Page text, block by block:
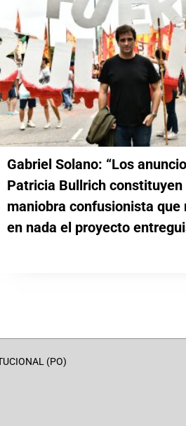
Gabriel Solano: “Los
Patricia Bullrich constituyen
maniobra confusionista que
en nada el proyecto
(PO)